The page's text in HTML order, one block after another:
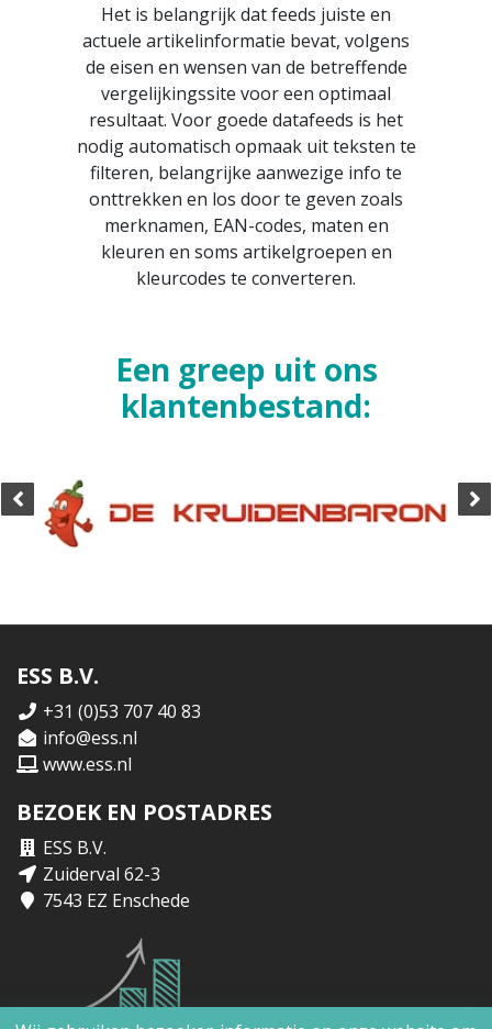
Het is belangrijk dat feeds juiste en
actuele artikelinformatie bevat, volgens
de eisen en wensen van de betreffende
vergelijkingssite voor een optimaal
resultaat. Voor goede datafeeds is het
nodig automatisch opmaak uit teksten te
filteren, belangrijke aanwezige info te
onttrekken en los door te geven zoals
merknamen, EAN-codes, maten en
kleuren en soms artikelgroepen en
kleurcodes te converteren.
Een greep uit ons
klantenbestand:
ESS B.V.
+31 (0)53 707 40 83
info@ess.nl
www.ess.nl
BEZOEK EN POSTADRES
ESS B.V.
Zuiderval 62-3
7543 EZ Enschede